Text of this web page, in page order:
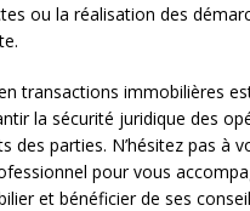
ou la réalisation des
transactions immobilières
la sécurité juridique des
des parties. N’hésitez pas à
pour vous
et bénéficier de ses